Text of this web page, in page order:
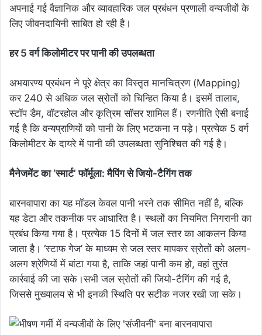
अपनाई गई वैज्ञानिक और व्यावहारिक जल प्रबंधन प्रणाली वन्यजीवों के
लिए जीवनदायिनी साबित हो रही है।
हर 5 वर्ग किलोमीटर पर पानी की उपलब्धता
अभयारण्य प्रबंधन ने पूरे क्षेत्र का विस्तृत मानचित्रण (Mapping)
कर 240 से अधिक जल स्रोतों को चिन्हित किया है। इसमें तालाब,
स्टॉप डैम, वॉटरहोल और कृत्रिम सॉसर शामिल हैं। रणनीति ऐसी बनाई
गई है कि वन्यप्राणियों को पानी के लिए भटकना न पड़े। प्रत्येक 5 वर्ग
किलोमीटर के दायरे में पानी की उपलब्धता सुनिश्चित की गई है।
मैनेजमेंट का ‘स्मार्ट’ फॉर्मूला: मैपिंग से जियो-टैगिंग तक
बारनवापारा का यह मॉडल केवल पानी भरने तक सीमित नहीं है, बल्कि
यह डेटा और तकनीक पर आधारित है। स्थलों का नियमित निगरानी का
प्रबंध किया गया है। प्रत्येक 15 दिनों में जल स्तर का आकलन किया
जाता है। ‘स्टाफ गेज’ के माध्यम से जल स्तर मापकर स्रोतों को अलग-
अलग श्रेणियों में बांटा गया है, ताकि जहां पानी कम हो, वहां तुरंत
कार्रवाई की जा सके।सभी जल स्रोतों की जियो-टैगिंग की गई है,
जिससे मुख्यालय से भी इनकी स्थिति पर सटीक नजर रखी जा सके।